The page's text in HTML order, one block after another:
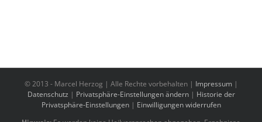
© 2013 - Marcel Herzog | Alle Rechte vorbehalten | Impressum |
Datenschutz | Privatsphäre-Einstellungen ändern| Historie der
Privatsphäre-Einstellungen| Einwilligungen widerrufen